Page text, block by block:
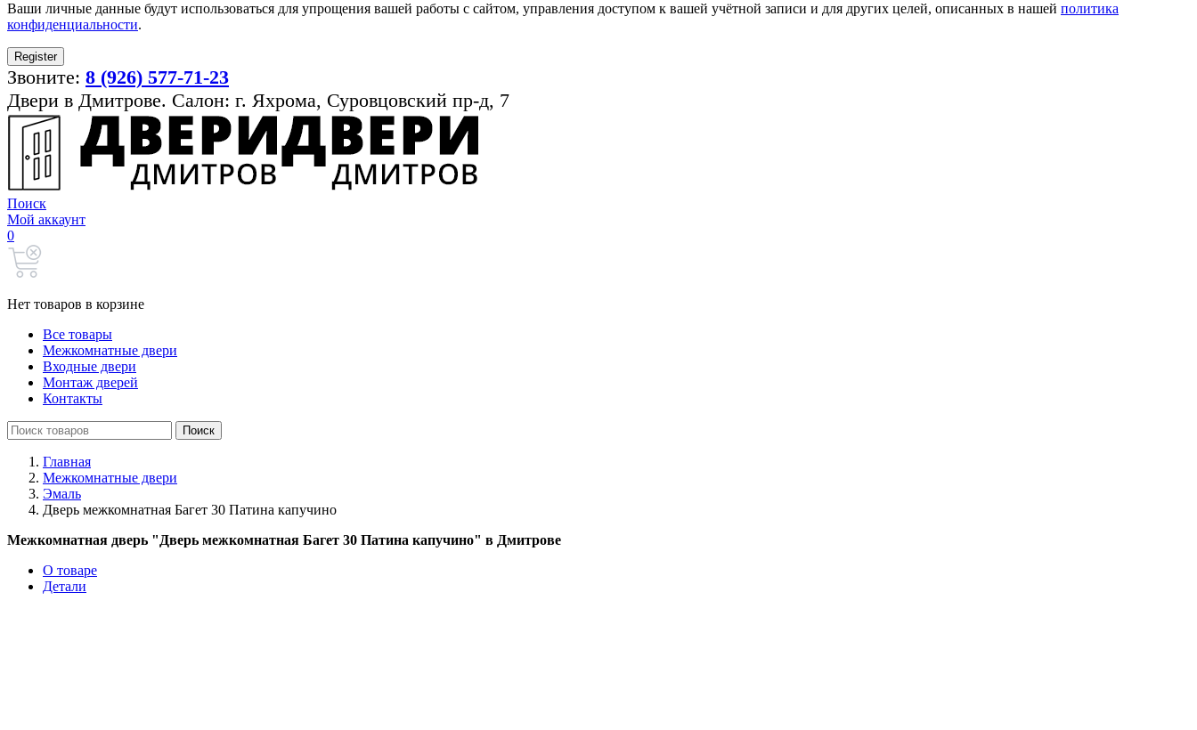
Ваши личные данные будут использоваться для упрощения вашей работы с сайтом, управления доступом к вашей учётной записи и для других целей, описанных в нашей политика
конфиденциальности.
Register
Звоните: 8 (926) 577-71-23
Двери в Дмитрове. Салон: г. Яхрома, Суровцовский пр-д, 7
Поиск
Мой аккаунт
0
Нет товаров в корзине
Все товары
Межкомнатные двери
Входные двери
Монтаж дверей
Контакты
Search
for:
Поиск
Главная
Межкомнатные двери
Эмаль
Дверь межкомнатная Багет 30 Патина капучино
Межкомнатная дверь "Дверь межкомнатная Багет 30 Патина капучино" в Дмитрове
О товаре
Детали